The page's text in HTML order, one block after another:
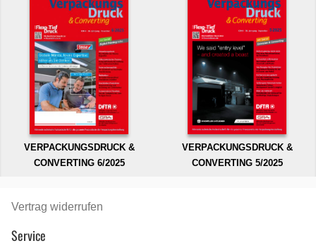
VERPACKUNGSDRUCK &
CONVERTING 6/2025
VERPACKUNGSDRUCK &
CONVERTING 5/2025
Vertrag widerrufen
Service